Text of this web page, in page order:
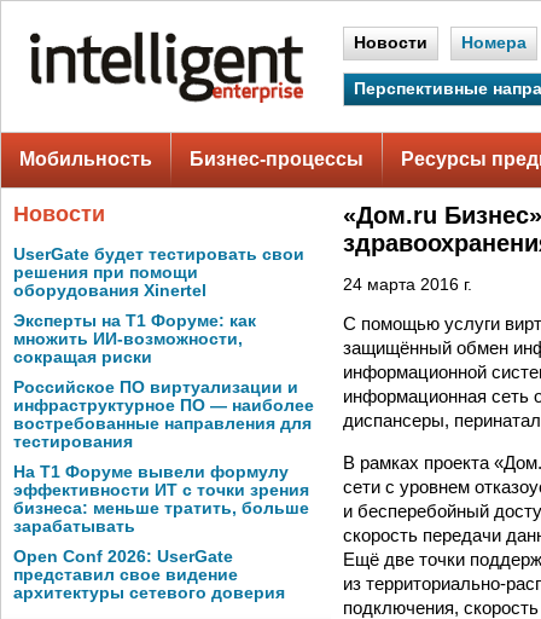
Новости Номера
Перспективные
Мобильность Бизнес-процессы Ресурсы
Новости
UserGate будет тестировать свои
решения при помощи
оборудования Xinertel
Эксперты на Т1 Форуме: как
множить ИИ-возможности,
сокращая риски
Российское ПО виртуализации и
инфраструктурное ПО — наиболее
востребованные направления для
тестирования
На Т1 Форуме вывели формулу
эффективности ИТ с точки зрения
бизнеса: меньше тратить, больше
зарабатывать
Open Conf 2026: UserGate
представил свое видение
архитектуры сетевого доверия
«Дом.ru
24 марта 2016 г.
С помощью услуги
защищённый обмен
информационной
информационная сеть
диспансеры,
В рамках проекта
сети с уровнем
и бесперебойный
скорость передачи
Ещё две точки
из территориально-
подключения,